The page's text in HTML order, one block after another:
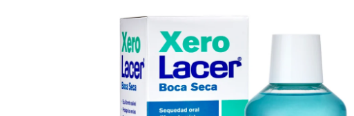
del producto